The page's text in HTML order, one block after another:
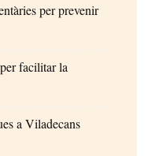
per prevenir
facilitar la
a Viladecans